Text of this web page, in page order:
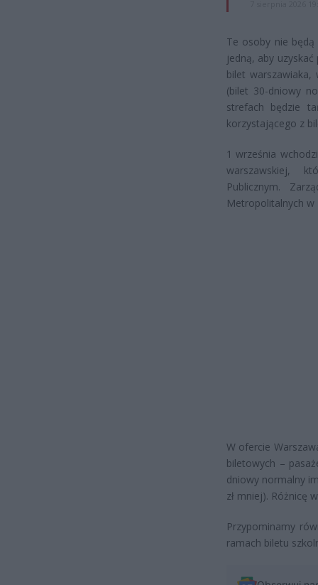
Te osoby nie będą
jedną, aby
bilet warszawiaka,
(bilet 30-dniowy
strefach będzie
korzystającego z
1 września
warszawskiej,
Publicznym.
Metropolitalnych w
W ofercie
biletowych –
dniowy normalny
zł mniej). Różnicę
Przypominamy
ramach biletu